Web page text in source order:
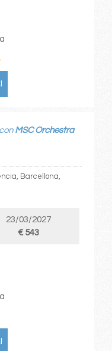
MSC Orchestra
Barcellona,
23/03/2027
€ 543